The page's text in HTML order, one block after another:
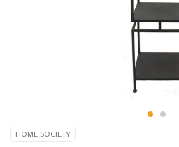
HOME SOCIETY